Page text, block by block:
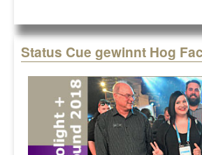
Status Cue gewinnt Hog